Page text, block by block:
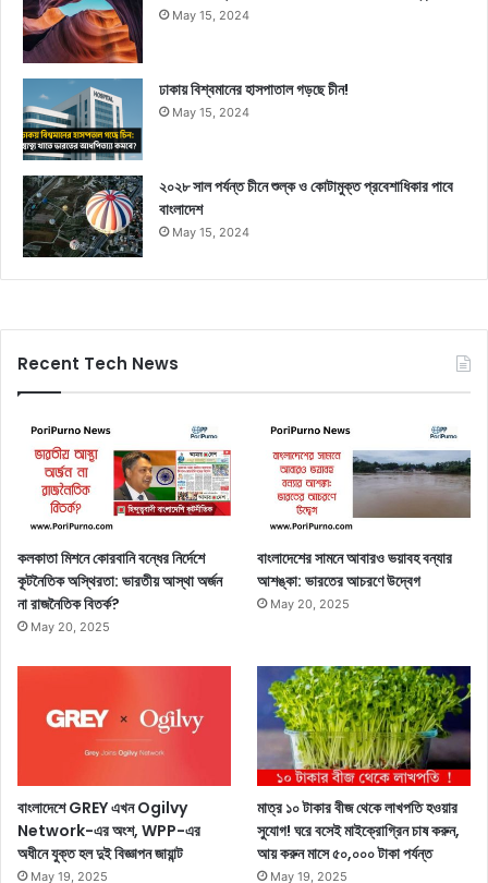
May 15, 2024
ঢাকায় বিশ্বমানের হাসপাতাল গড়ছে চীন!
May 15, 2024
২০২৮ সাল পর্যন্ত চীনে শুল্ক ও কোটামুক্ত প্রবেশাধিকার পাবে
বাংলাদেশ
May 15, 2024
Recent Tech News
কলকাতা মিশনে কোরবানি বন্ধের নির্দেশে
কূটনৈতিক অস্থিরতা: ভারতীয় আস্থা অর্জন
না রাজনৈতিক বিতর্ক?
May 20, 2025
বাংলাদেশের সামনে আবারও ভয়াবহ বন্যার
আশঙ্কা: ভারতের আচরণে উদ্বেগ
May 20, 2025
বাংলাদেশে GREY এখন Ogilvy
Network-এর অংশ, WPP-এর
অধীনে যুক্ত হল দুই বিজ্ঞাপন জায়ান্ট
May 19, 2025
মাত্র ১০ টাকার বীজ থেকে লাখপতি হওয়ার
সুযোগ! ঘরে বসেই মাইক্রোগ্রিন চাষ করুন,
আয় করুন মাসে ৫০,০০০ টাকা পর্যন্ত
May 19, 2025